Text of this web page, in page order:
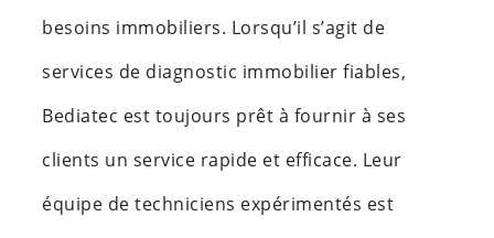
besoins immobiliers. Lorsqu’il s’agit de
services de diagnostic immobilier fiables,
Bediatec est toujours prêt à fournir à ses
clients un service rapide et efficace. Leur
équipe de techniciens expérimentés est